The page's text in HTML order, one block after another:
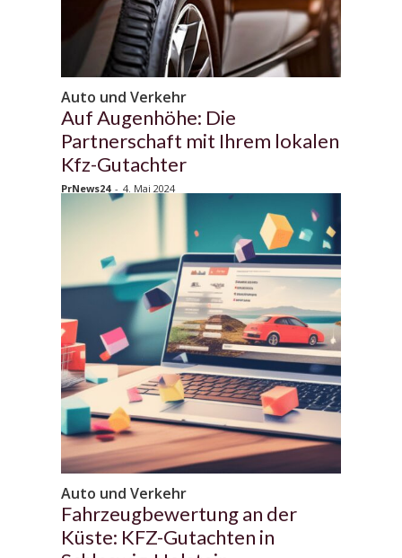
Auto und Verkehr
Auf Augenhöhe: Die
Partnerschaft mit Ihrem lokalen
Kfz-Gutachter
PrNews24 - 4. Mai 2024
Auto und Verkehr
Fahrzeugbewertung an der
Küste: KFZ-Gutachten in